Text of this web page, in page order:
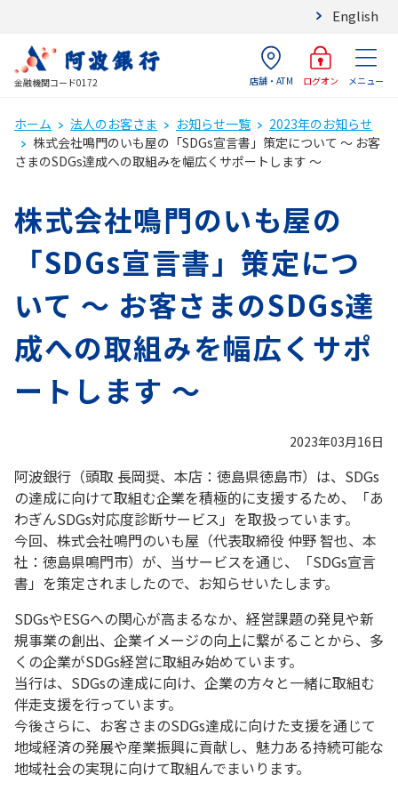
English
金融機関コード0172 店舗・ATM ログオン メニュー
ホーム 法人のお客さま お知らせ一覧
2023年のお知らせ
株式会社鳴門のいも屋の「SDGs宣言書」策定について ～ お客
さまのSDGs達成への取組みを幅広くサポートします ～
株式会社鳴門のいも屋の
「SDGs宣言書」策定につ
いて ～ お客さまのSDGs達
成への取組みを幅広くサポ
ートします ～
2023年03月16日
阿波銀行（頭取 長岡奨、本店：徳島県徳島市）は、SDGs
の達成に向けて取組む企業を積極的に支援するため、「あ
わぎんSDGs対応度診断サービス」を取扱っています。
今回、株式会社鳴門のいも屋（代表取締役 仲野 智也、本
社：徳島県鳴門市）が、当サービスを通じ、「SDGs宣言
書」を策定されましたので、お知らせいたします。
SDGsやESGへの関心が高まるなか、経営課題の発見や新
規事業の創出、企業イメージの向上に繋がることから、多
くの企業がSDGs経営に取組み始めています。
当行は、SDGsの達成に向け、企業の方々と一緒に取組む
伴走支援を行っています。
今後さらに、お客さまのSDGs達成に向けた支援を通じて
地域経済の発展や産業振興に貢献し、魅力ある持続可能な
地域社会の実現に向けて取組んでまいります。